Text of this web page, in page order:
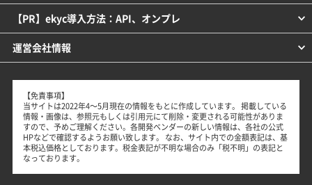
【PR】ekyc導入方法：API、オンプレ
運営会社情報
【免責事項】
当サイトは2022年4～5月現在の情報をもとに作成しています。 掲載している
情報・画像は、参照元もしくは引用元にて削除・変更される可能性がありま
すので、予めご理解ください。各開発ベンダーの新しい情報は、各社の公式
HPなどで確認するようお願い致します。 なお、サイト内での金額表記は、基
本税込価格としております。税金表記が不明な場合のみ「税不明」の表記と
なっております。